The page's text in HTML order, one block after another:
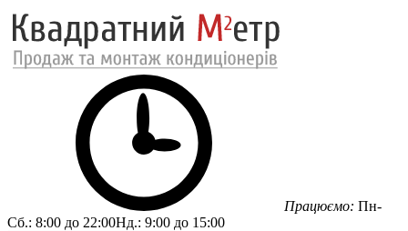
Працюємо: Пн-
Сб.: 8:00 до 22:00Нд.: 9:00 до 15:00